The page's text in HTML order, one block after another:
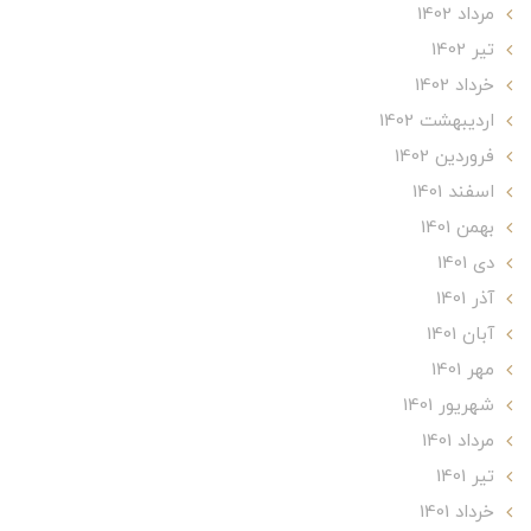
مرداد 1402
تير 1402
خرداد 1402
ارديبهشت 1402
فروردین 1402
اسفند 1401
بهمن 1401
دی 1401
آذر 1401
آبان 1401
مهر 1401
شهریور 1401
مرداد 1401
تير 1401
خرداد 1401